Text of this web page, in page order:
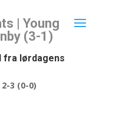
| Young
(3-1)
fra lørdagens
3 (0-0)